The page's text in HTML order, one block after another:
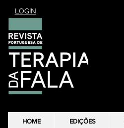
HOME EDIÇÕES
LOGIN
HOME EDIÇÕES